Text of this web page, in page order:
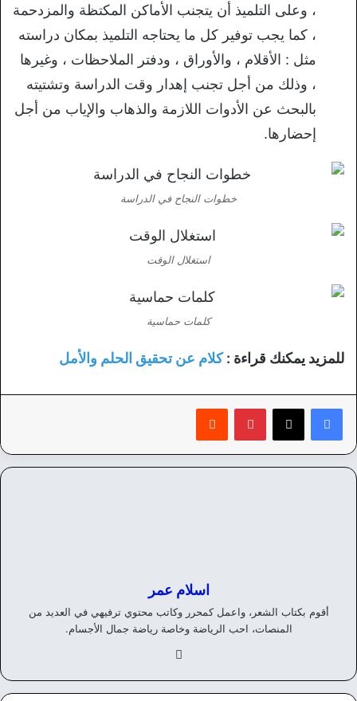
، وعلى التلميذ أن يتجنب الأماكن المكتظة والمزدحمة
، كما يجب توفير كل ما يحتاجه التلميذ بمكان دراسته
مثل : الأقلام ، والأوراق ، ودفتر الملاحظات ، وغيرها
، وذلك من أجل تجنب إهدار وقت الدراسة وتشتيته
بالبحث عن الأدوات اللازمة والذهاب والإياب من أجل
إحضارها.
خطوات النجاح في الدراسة
استغلال الوقت
كلمات حماسية
للمزيد يمكنك قراءة :كلام عن تحقيق الحلم والأمل
بينتيريست
اسلام عمر
أقوم بكتاب الشعر، واعمل كمحرر وكاتب محتوي ترفيهي في العديد من
المنصات، احب الرياضة وخاصة رياضة جمال الأجسام.
وك